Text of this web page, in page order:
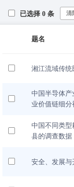
已选择 0 条 清
题名
湘江流域传
中国半导体
业价值链细分
中国不同类
县的调查数据
安全、发展